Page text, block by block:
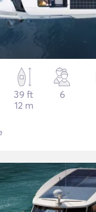
39 ft
12 m
6